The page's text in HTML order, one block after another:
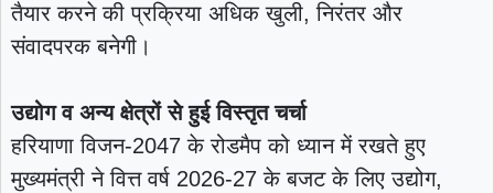
तैयार करने की प्रक्रिया अधिक खुली, निरंतर और
संवादपरक बनेगी।
उद्योग व अन्य क्षेत्रों से हुई विस्तृत चर्चा
हरियाणा विजन-2047 के रोडमैप को ध्यान में रखते हुए
मुख्यमंत्री ने वित्त वर्ष 2026-27 के बजट के लिए उद्योग,